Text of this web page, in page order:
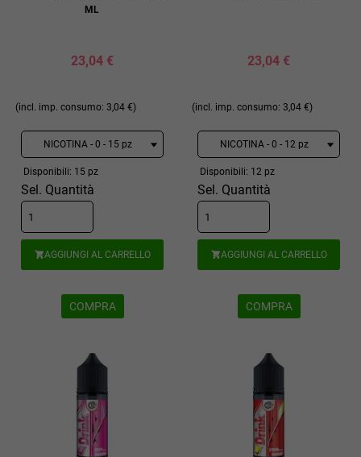
ML
23,04 €
(incl. imp. consumo: 3,04 €)
Disponibili: 15 pz
Sel. Quantità
AGGIUNGI AL CARRELLO
COMPRA
23,04 €
(incl. imp. consumo: 3,04 €)
Disponibili: 12 pz
Sel. Quantità
AGGIUNGI AL CARRELLO
COMPRA